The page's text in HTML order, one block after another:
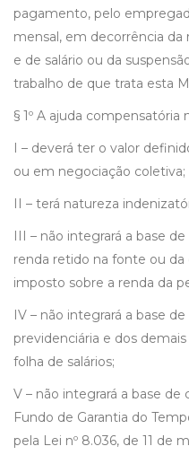
pagamento, pelo
mensal, em decorrência da
e de salário ou da
trabalho de que trata esta
§ 1º A ajuda
I – deverá ter o valor
ou em negociação coletiva;
II – terá natureza
III – não integrará a base
renda retido na fonte ou da
imposto sobre a renda da
IV – não integrará a base
previdenciária e dos
folha de salários;
V – não integrará a base de
Fundo de Garantia do
pela Lei nº 8.036, de 11 de